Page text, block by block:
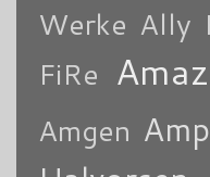
Werke Ally
FiRe
Amgen